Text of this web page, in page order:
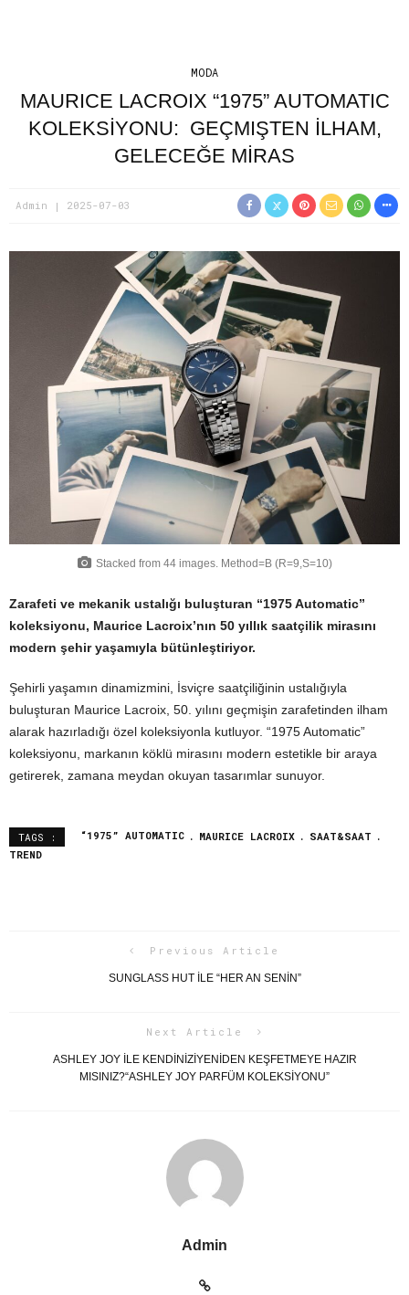
MODA
MAURICE LACROIX “1975” AUTOMATIC
KOLEKSİYONU: GEÇMIŞTEN İLHAM,
GELECEĞE MİRAS
Admin 2025-07-03
Stacked from 44 images. Method=B (R=9,S=10)
Zarafeti ve mekanik ustalığı buluşturan “1975 Automatic”
koleksiyonu, Maurice Lacroix’nın 50 yıllık saatçilik mirasını
modern şehir yaşamıyla bütünleştiriyor.
Şehirli yaşamın dinamizmini, İsviçre saatçiliğinin ustalığıyla
buluşturan Maurice Lacroix, 50. yılını geçmişin zarafetinden ilham
alarak hazırladığı özel koleksiyonla kutluyor. “1975 Automatic”
koleksiyonu, markanın köklü mirasını modern estetikle bir araya
getirerek, zamana meydan okuyan tasarımlar sunuyor.
TAGS : “1975” AUTOMATIC MAURICE LACROIX
SAAT&SAAT
TREND
Previous Article
SUNGLASS HUT ILE “HER AN SENIN”
Next Article
ASHLEY JOY İLE KENDİNİZİYENİDEN KEŞFETMEYE HAZIR
MISINIZ?“ASHLEY JOY PARFÜM KOLEKSİYONU”
Admin